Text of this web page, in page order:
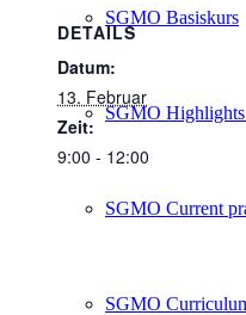
SGMO Basiskurs
SGMO
SGMO Current
SGMO
DETAILS
Datum:
13. Februar
Zeit:
9:00 - 12:00